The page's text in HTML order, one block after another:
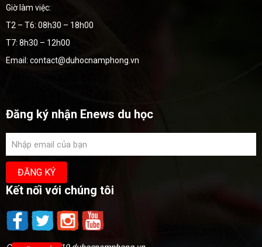
Giờ làm việc:
T2 – T6: 08h30 – 18h00
T7: 8h30 – 12h00
Email: contact@duhocnamphong.vn
Đăng ký nhận Enews du học
Kết nối với chúng tôi